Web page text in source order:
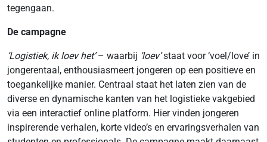
tegengaan.
De campagne
‘Logistiek, ik loev het’– waarbij ‘loev’staat voor ‘voel/love’ in
jongerentaal, enthousiasmeert jongeren op een positieve en
toegankelijke manier. Centraal staat het laten zien van de
diverse en dynamische kanten van het logistieke vakgebied
via een interactief online platform. Hier vinden jongeren
inspirerende verhalen, korte video’s en ervaringsverhalen van